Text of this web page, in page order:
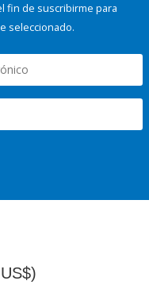
fin de suscribirme para
seleccionado.